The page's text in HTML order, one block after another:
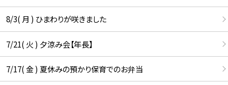
8/3( 月 ) ひまわりが咲きました
7/21( 火 ) 夕涼み会【年長】
7/17( 金 ) 夏休みの預かり保育でのお弁当